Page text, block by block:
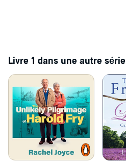
Livre 1 dans une autre série